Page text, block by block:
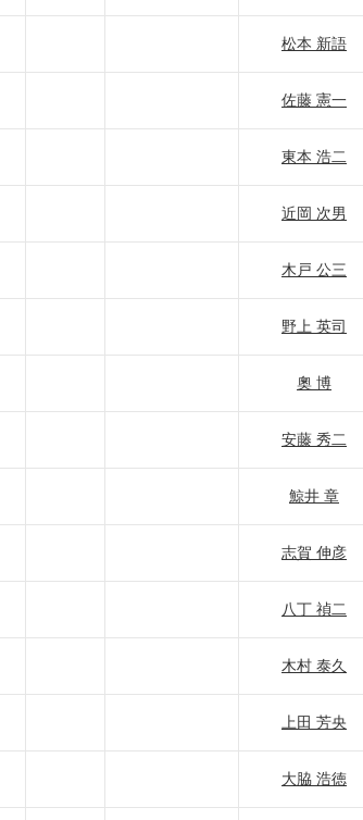
松本 新語
佐藤 憲一
東本 浩二
近岡 次男
木戸 公三
野上 英司
奧 博
安藤 秀二
鯨井 章
志賀 伸彦
八丁 禎二
木村 泰久
上田 芳央
大脇 浩徳